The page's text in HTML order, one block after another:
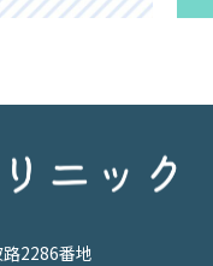
2286番地